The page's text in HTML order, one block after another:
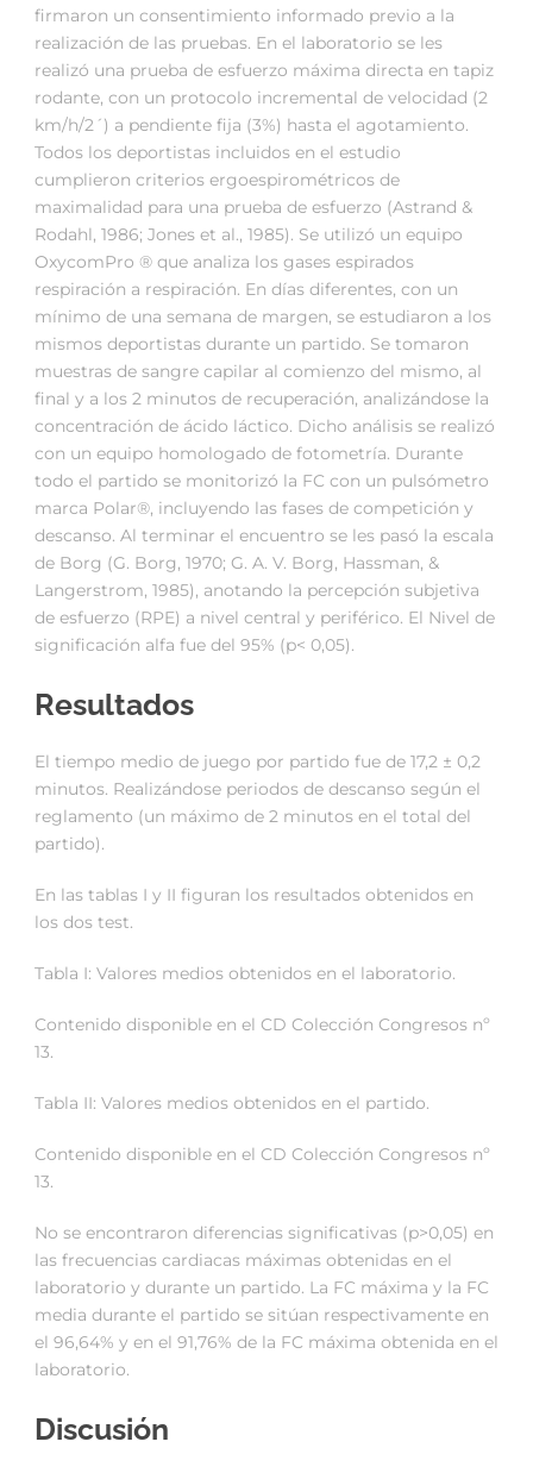
firmaron un consentimiento informado previo a la
realización de las pruebas. En el laboratorio se les
realizó una prueba de esfuerzo máxima directa en tapiz
rodante, con un protocolo incremental de velocidad (2
km/h/2´) a pendiente fija (3%) hasta el agotamiento.
Todos los deportistas incluidos en el estudio
cumplieron criterios ergoespirométricos de
maximalidad para una prueba de esfuerzo (Astrand &
Rodahl, 1986; Jones et al., 1985). Se utilizó un equipo
OxycomPro ® que analiza los gases espirados
respiración a respiración. En días diferentes, con un
mínimo de una semana de margen, se estudiaron a los
mismos deportistas durante un partido. Se tomaron
muestras de sangre capilar al comienzo del mismo, al
final y a los 2 minutos de recuperación, analizándose la
concentración de ácido láctico. Dicho análisis se realizó
con un equipo homologado de fotometría. Durante
todo el partido se monitorizó la FC con un pulsómetro
marca Polar®, incluyendo las fases de competición y
descanso. Al terminar el encuentro se les pasó la escala
de Borg (G. Borg, 1970; G. A. V. Borg, Hassman, &
Langerstrom, 1985), anotando la percepción subjetiva
de esfuerzo (RPE) a nivel central y periférico. El Nivel de
significación alfa fue del 95% (p< 0,05).
Resultados
El tiempo medio de juego por partido fue de 17,2 ± 0,2
minutos. Realizándose periodos de descanso según el
reglamento (un máximo de 2 minutos en el total del
partido).
En las tablas I y II figuran los resultados obtenidos en
los dos test.
Tabla I: Valores medios obtenidos en el laboratorio.
Contenido disponible en el CD Colección Congresos nº
13.
Tabla II: Valores medios obtenidos en el partido.
Contenido disponible en el CD Colección Congresos nº
13.
No se encontraron diferencias significativas (p>0,05) en
las frecuencias cardiacas máximas obtenidas en el
laboratorio y durante un partido. La FC máxima y la FC
media durante el partido se sitúan respectivamente en
el 96,64% y en el 91,76% de la FC máxima obtenida en el
laboratorio.
Discusión